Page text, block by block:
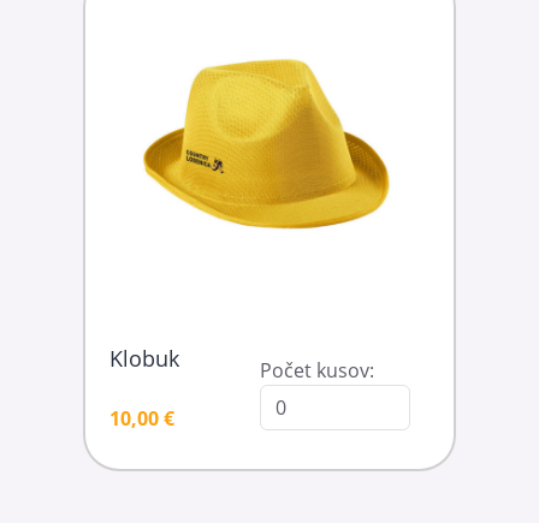
Klobuk
10,00 €
Počet kusov: